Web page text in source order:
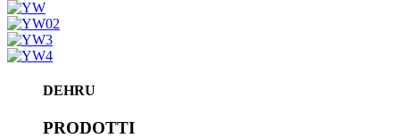
DEHRU
PRODOTTI